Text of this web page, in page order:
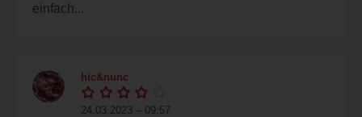
einfach...
hic&nunc
24.03.2023 – 09:57